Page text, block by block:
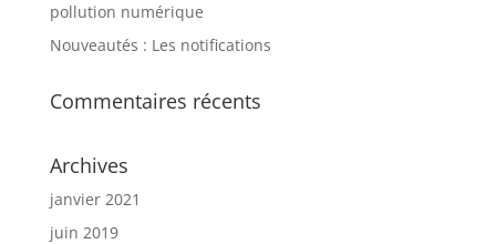
pollution numérique
Nouveautés : Les notifications
Commentaires récents
Archives
janvier 2021
juin 2019